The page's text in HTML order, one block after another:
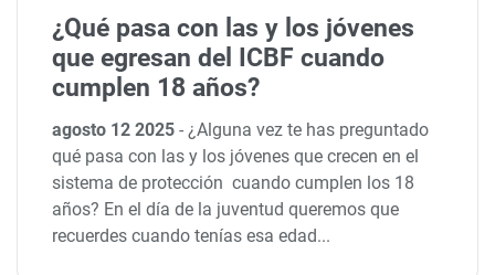
¿Qué pasa con las y los jóvenes
que egresan del ICBF cuando
cumplen 18 años?
agosto 12 2025- ¿Alguna vez te has preguntado
qué pasa con las y los jóvenes que crecen en el
sistema de protección cuando cumplen los 18
años? En el día de la juventud queremos que
recuerdes cuando tenías esa edad...